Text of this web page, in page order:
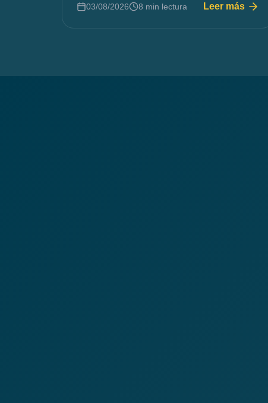
03/08/2026 8 min lectura Leer más